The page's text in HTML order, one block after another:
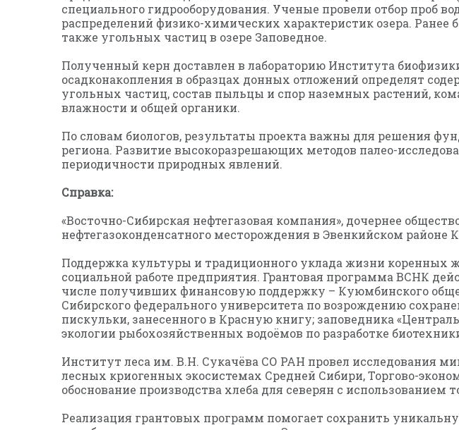
специального гидрооборудования. Ученые провели отбор проб
распределений физико-химических характеристик озера.
также угольных частиц в озере Заповедное.
Полученный керн доставлен в лабораторию Института
осадконакопления в образцах донных отложений определят
угольных частиц, состав пыльцы и спор наземных растений,
влажности и общей органики.
По словам биологов, результаты проекта важны для решения
региона. Развитие высокоразрешающих методов палео-
периодичности природных явлений.
Справка:
«Восточно-Сибирская нефтегазовая компания», дочернее
нефтегазоконденсатного месторождения в Эвенкийском районе
Поддержка культуры и традиционного уклада жизни коренных
социальной работе предприятия. Грантовая программа ВСНК
числе получивших финансовую поддержку – Куюмбинского
Сибирского федерального университета по возрождению
пискульки, занесенного в Красную книгу; заповедника
экологии рыбохозяйственных водоёмов по разработке
Институт леса им. В.Н. Сукачёва СО РАН провел исследования
лесных криогенных экосистемах Средней Сибири, Торгово-
обоснование производства хлеба для северян c использованием
Реализация грантовых программ помогает сохранить